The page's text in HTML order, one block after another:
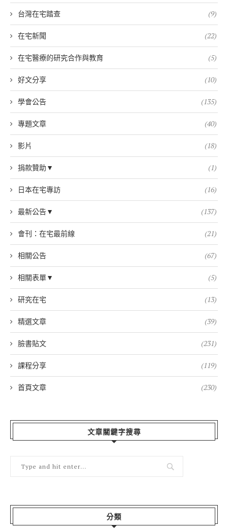
台灣在宅踏查 (9)
在宅新聞 (22)
在宅醫療的研究合作與教育 (5)
好文分享 (10)
學會公告 (135)
專題文章 (40)
影片 (18)
捐款贊助▼ (1)
日本在宅專訪 (16)
最新公告▼ (137)
會刊：在宅最前線 (21)
相關公告 (67)
相關表單▼ (5)
研究在宅 (13)
精選文章 (39)
臉書貼文 (231)
課程分享 (119)
首頁文章 (230)
文章關鍵字搜尋
分類